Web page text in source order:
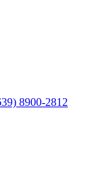
8900-2812